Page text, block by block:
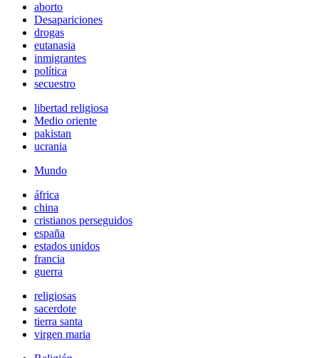
aborto
Desapariciones
drogas
eutanasia
inmigrantes
política
secuestro
libertad religiosa
Medio oriente
pakistan
ucrania
Mundo
áfrica
china
cristianos perseguidos
españa
estados unidos
francia
guerra
religiosas
sacerdote
tierra santa
virgen maria